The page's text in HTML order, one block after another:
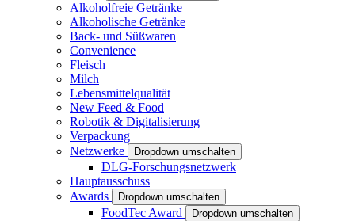
Alkoholfreie Getränke
Alkoholische Getränke
Back- und Süßwaren
Convenience
Fleisch
Milch
Lebensmittelqualität
New Feed & Food
Robotik & Digitalisierung
Verpackung
Netzwerke
Dropdown umschalten
DLG-Forschungsnetzwerk
Hauptausschuss
Awards
Dropdown umschalten
FoodTec Award Dropdown umschalten